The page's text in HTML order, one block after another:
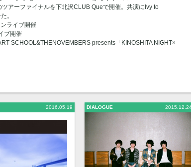
アーファイナルを下北沢CLUB Queで開催。共演にIvy to
。
ライブ開催
ブ開催
SCHOOL&THENOVEMBERS presents「KINOSHITA NIGHT×
2016.05.19 DIALOGUE